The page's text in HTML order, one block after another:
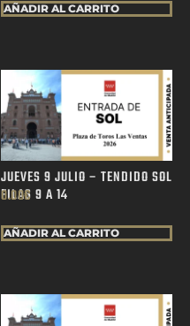
AÑADIR AL CARRITO
JUEVES 9 JULIO – TENDIDO SOL
FILAS 9 A 14
0.00€
AÑADIR AL CARRITO